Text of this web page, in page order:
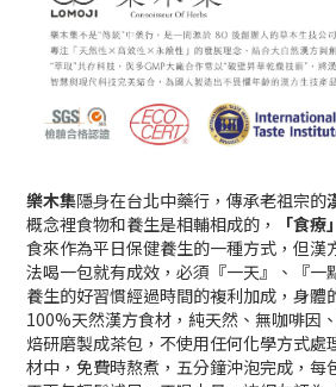
樂木集隱⾝在台北中藥行，傳承老祖宗的
概念裡食物和養生是相輔相成的，
「食療」
食來作為平日保健養生的一種方式，但漢
法喝一包就有成效，必須『一天』、『一
養生的好習慣經過時間的複利加成，身體
100%天然漢方食材，純天然、無咖啡因
焙研磨製成茶包，不使用任何化學方式處
材中，免費時熬煮，五分鐘沖泡完成，每